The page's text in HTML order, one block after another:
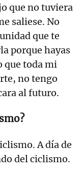
que no tuviera
saliese. No
que te
porque hayas
que toda mi
no tengo
al futuro.
A día de
del ciclismo.